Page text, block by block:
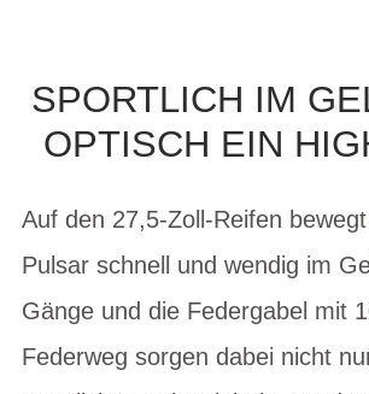
SPORTLICH IM
OPTISCH EIN
Auf den 27,5-Zoll-Reifen
Pulsar schnell und wendig im
Gänge und die Federgabel mit
Federweg sorgen dabei nicht